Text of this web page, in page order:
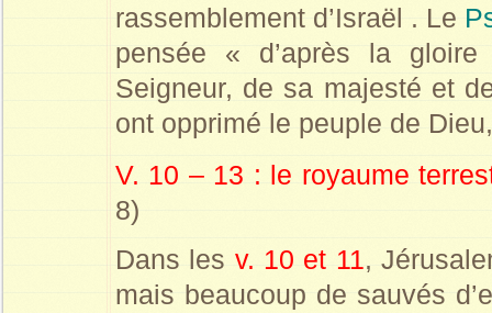
rassemblement d’Israël . Le
pensée « d’après la gloire
Seigneur, de sa majesté et
ont opprimé le peuple de
V. 10 – 13 : le royaume
8)
Dans les v. 10 et 11,
mais beaucoup de sauvés